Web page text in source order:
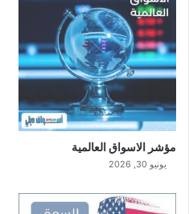
مؤشر الاسواق العالمية
يونيو 30, 2026